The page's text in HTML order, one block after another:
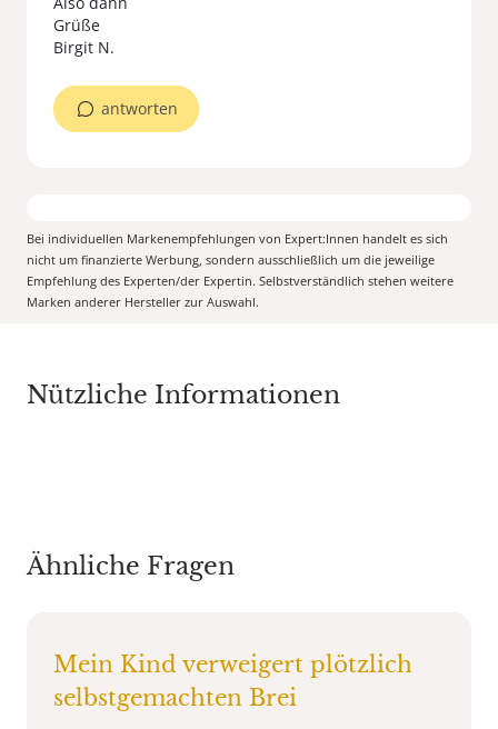
Grüße
antworten
Bei individuellen Markenempfehlungen von Expert:Innen handelt es sich
nicht um finanzierte Werbung, sondern ausschließlich um die jeweilige
Empfehlung des Experten/der Expertin. Selbstverständlich stehen weitere
Marken anderer Hersteller zur Auswahl.
Nützliche Informationen
Ähnliche Fragen
Mein Kind verweigert plötzlich
selbstgemachten Brei